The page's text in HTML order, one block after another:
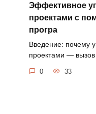
Эффективное
проектами с
програ
Введение: почему
проектами — вызов
0 33